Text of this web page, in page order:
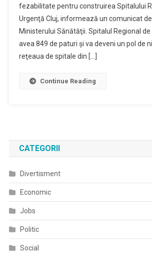
fezabilitate pentru construirea Spitalului
Urgenţă Cluj, informează un comunicat de
Ministerului Sănătăţii. Spitalul Regional de
avea 849 de paturi şi va deveni un pol de
reţeaua de spitale din […]
Continue Reading
CATEGORII
Divertisment
Economic
Jobs
Politic
Social